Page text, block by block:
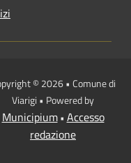
© 2026 • Comune di
Viarigi • Powered by
Municipium• Accesso
redazione